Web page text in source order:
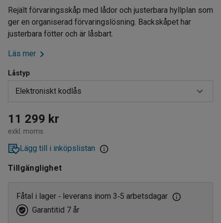
Rejält förvaringsskåp med lådor och justerbara hyllplan som
ger en organiserad förvaringslösning. Backskåpet har
justerbara fötter och är låsbart.
Läs mer
Låstyp
Elektroniskt kodlås
Elektroniskt kodlås
Nyckellås
11 299 kr
exkl. moms
Lägg till i inköpslistan
Tillgänglighet
Fåtal i lager ‑ leverans inom 3‑5 arbetsdagar
Garantitid 7 år